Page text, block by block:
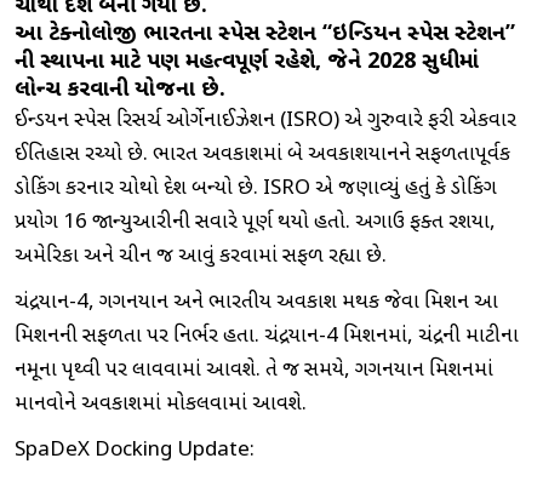
ચોથો દેશ બની ગયો છે.
આ ટેક્નોલોજી ભારતના સ્પેસ સ્ટેશન “ઇન્ડિયન સ્પેસ સ્ટેશન”
ની સ્થાપના માટે પણ મહત્વપૂર્ણ રહેશે, જેને 2028 સુધીમાં
લોન્ચ કરવાની યોજના છે.
ઈન્ડિયન સ્પેસ રિસર્ચ ઓર્ગેનાઈઝેશન (ISRO) એ ગુરુવારે ફરી એકવાર
ઈતિહાસ રચ્યો છે. ભારત અવકાશમાં બે અવકાશયાનને સફળતાપૂર્વક
ડોકિંગ કરનાર ચોથો દેશ બન્યો છે. ISRO એ જણાવ્યું હતું કે ડોકિંગ
પ્રયોગ 16 જાન્યુઆરીની સવારે પૂર્ણ થયો હતો. અગાઉ ફક્ત રશિયા,
અમેરિકા અને ચીન જ આવું કરવામાં સફળ રહ્યા છે.
ચંદ્રયાન-4, ગગનયાન અને ભારતીય અવકાશ મથક જેવા મિશન આ
મિશનની સફળતા પર નિર્ભર હતા. ચંદ્રયાન-4 મિશનમાં, ચંદ્રની માટીના
નમૂના પૃથ્વી પર લાવવામાં આવશે. તે જ સમયે, ગગનયાન મિશનમાં
માનવોને અવકાશમાં મોકલવામાં આવશે.
SpaDeX Docking Update: